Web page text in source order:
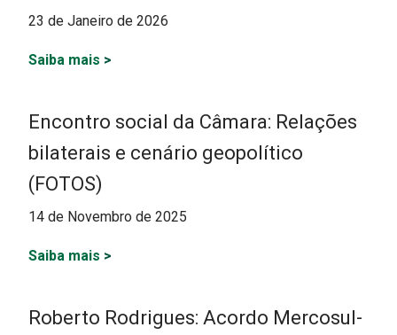
23 de Janeiro de 2026
Saiba mais >
Encontro social da Câmara: Relações
bilaterais e cenário geopolítico
(FOTOS)
14 de Novembro de 2025
Saiba mais >
Roberto Rodrigues: Acordo Mercosul-